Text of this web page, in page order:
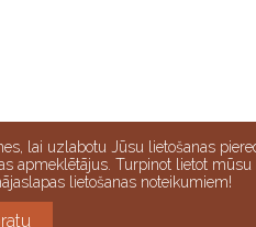
lai uzlabotu Jūsu lietošanas
apmeklētājus. Turpinot lietot mūsu
lietošanas noteikumiem!